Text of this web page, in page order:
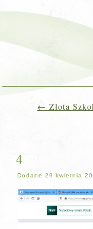
← Złota
4
Dodane 29 kwietnia